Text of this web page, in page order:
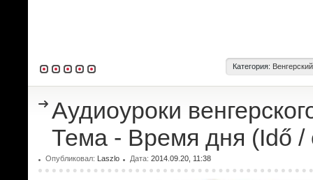
Категория:
Аудиоуроки
Тема - Время дня (Idő /
Опубликовал: Laszlo Дата: 2014.09.20, 11:38